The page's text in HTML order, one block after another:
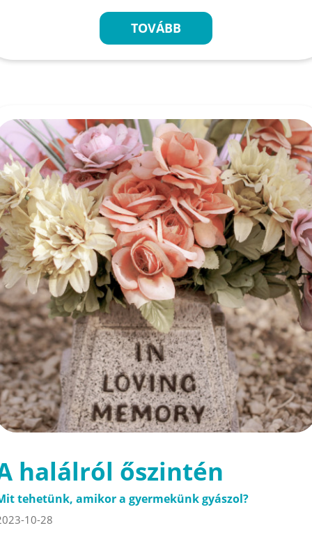
TOVÁBB
halálról őszintén
tehetünk, amikor a gyermekünk gyászol?
10-28